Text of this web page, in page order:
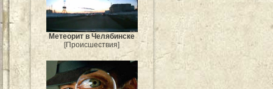
Метеорит в Челябинске
[Происшествия]